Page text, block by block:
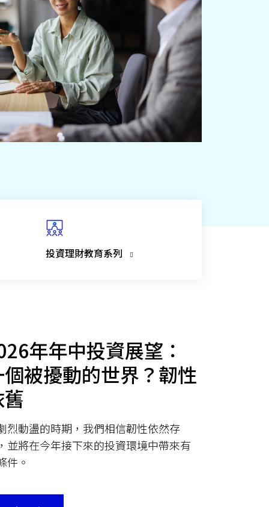
投資理財教育系列
年年中投資展望：
被擾動的世界？韌性
烈動盪的時期，我們相信韌性依然存
並將在今年接下來的投資環境中帶來有
件。